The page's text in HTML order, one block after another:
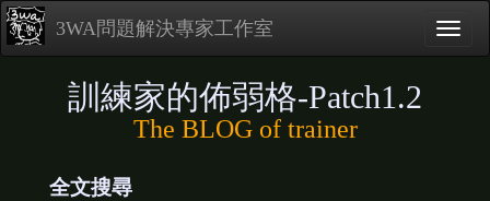
3WA問題解決專家工作室
訓練家的佈弱格-Patch1.2
The BLOG of trainer
全文搜尋